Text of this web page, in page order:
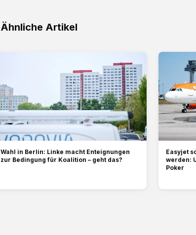
Ähnliche Artikel
Wahl in Berlin: Linke macht Enteignungen
zur Bedingung für Koalition – geht das?
Easyjet
werden:
Poker